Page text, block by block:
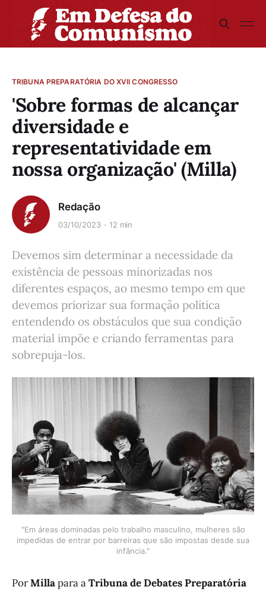
TRIBUNA PREPARATÓRIA DO XVII CONGRESSO
'Sobre formas de alcançar
diversidade e
representatividade em
nossa organização' (Milla)
Redação
03/10/2023 12 min
Devemos sim determinar a necessidade da
existência de pessoas minorizadas nos
diferentes espaços, ao mesmo tempo em que
devemos priorizar sua formação política
entendendo os obstáculos que sua condição
material impõe e criando ferramentas para
sobrepuja-los.
"Em áreas dominadas pelo trabalho masculino, mulheres são
impedidas de entrar por barreiras que são impostas desde sua
infância."
PorMillapara aTribuna de Debates Preparatória